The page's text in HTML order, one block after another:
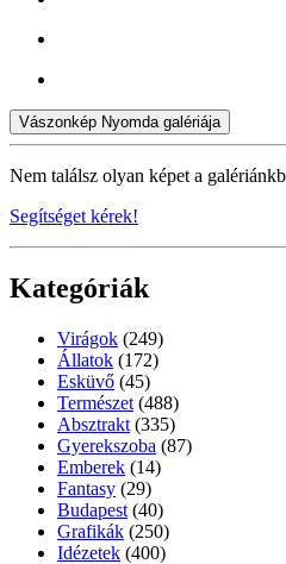
Vászonkép Nyomda galériája
Nem találsz olyan képet a
Segítséget kérek!
Kategóriák
Virágok (249)
Állatok (172)
Esküvő (45)
Természet (488)
Absztrakt (335)
Gyerekszoba (87)
Emberek (14)
Fantasy (29)
Budapest (40)
Grafikák (250)
Idézetek (400)